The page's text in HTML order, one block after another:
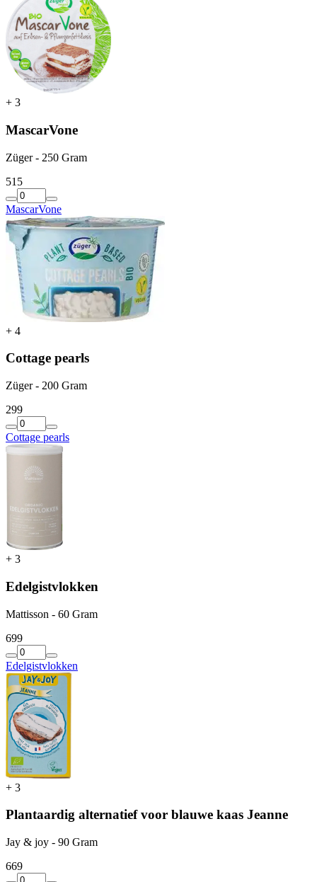
+ 3
MascarVone
Züger - 250 Gram
515
MascarVone
+ 4
Cottage pearls
Züger - 200 Gram
299
Cottage pearls
+ 3
Edelgistvlokken
Mattisson - 60 Gram
699
Edelgistvlokken
+ 3
Plantaardig alternatief voor blauwe kaas Jeanne
Jay & joy - 90 Gram
669